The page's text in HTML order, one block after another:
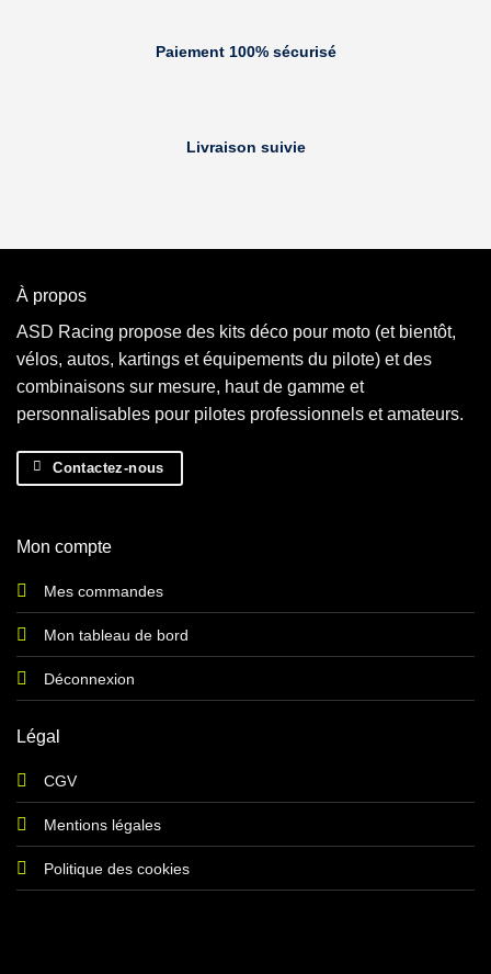
Paiement 100% sécurisé
Livraison suivie
À propos
ASD Racing propose des kits déco pour moto (et bientôt,
vélos, autos, kartings et équipements du pilote) et des
combinaisons sur mesure, haut de gamme et
personnalisables pour pilotes professionnels et amateurs.
Contactez-nous
Mon compte
Mes commandes
Mon tableau de bord
Déconnexion
Légal
CGV
Mentions légales
Politique des cookies